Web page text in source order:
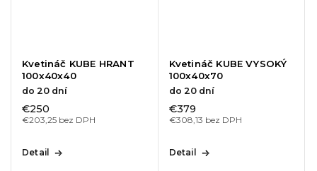
Kvetináč KUBE HRANT
100x40x40
do 20 dní
€203,25 bez DPH
€250
Detail
Kvetináč KUBE VYSOKÝ
100x40x70
do 20 dní
€308,13 bez DPH
€379
Detail